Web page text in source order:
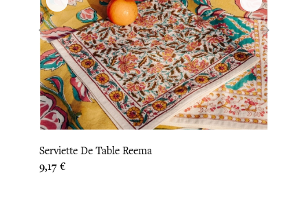
Serviette De Table Reema
Prix
9,17 €
‹ ›